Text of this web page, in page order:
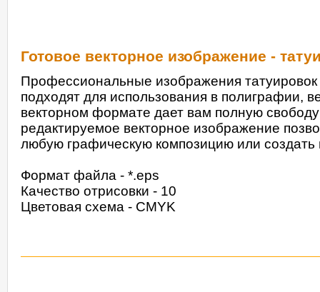
Готовое векторное изображение -
Профессиональные изображения
подходят для использования в полиграфии,
векторном формате дает вам полную
редактируемое векторное изображение
любую графическую композицию или создать
Формат файла - *.eps
Качество отрисовки - 10
Цветовая схема - CMYK